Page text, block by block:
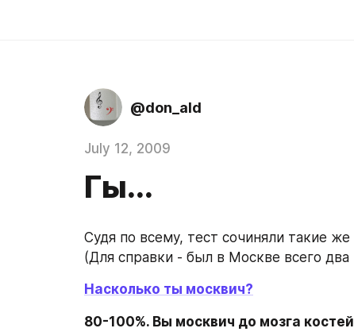
@don_ald
July 12, 2009
Гы...
Судя по всему, тест сочиняли такие
(Для справки - был в Москве всего два
Насколько ты москвич?
80-100%. Вы москвич до мозга